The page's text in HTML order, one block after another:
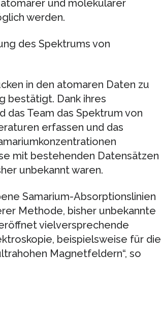
und molekularer
werden.
des Spektrums von
in den atomaren Daten zu
bestätigt. Dank ihres
das Team das Spektrum von
erfassen und das
mit bestehenden Datensätzen
unbekannt waren.
Samarium-Absorptionslinien
Methode, bisher unbekannte
vielversprechende
beispielsweise für die
Magnetfeldern“, so